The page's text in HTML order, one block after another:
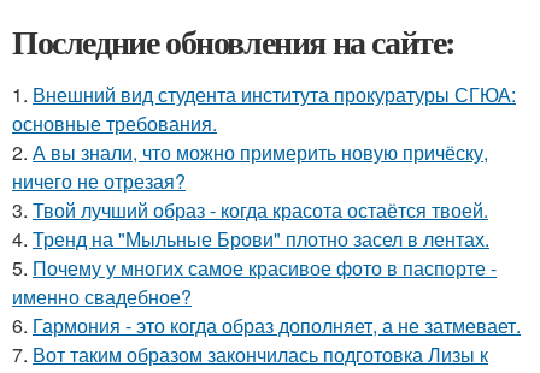
Последние обновления на сайте:
1. Внешний вид студента института прокуратуры СГЮА:
основные требования.
2. А вы знали, что можно примерить новую причёску,
ничего не отрезая?
3. Твой лучший образ - когда красота остаётся твоей.
4. Тренд на "Мыльные Брови" плотно засел в лентах.
5. Почему у многих самое красивое фото в паспорте -
именно свадебное?
6. Гармония - это когда образ дополняет, а не затмевает.
7. Вот таким образом закончилась подготовка Лизы к